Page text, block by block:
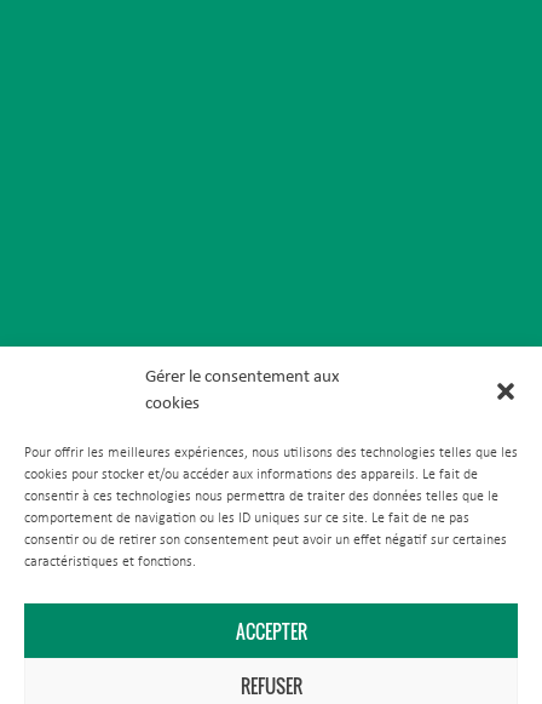
Gérer le consentement aux
cookies
Pour offrir les meilleures expériences, nous utilisons des technologies telles que les
cookies pour stocker et/ou accéder aux informations des appareils. Le fait de
consentir à ces technologies nous permettra de traiter des données telles que le
comportement de navigation ou les ID uniques sur ce site. Le fait de ne pas
consentir ou de retirer son consentement peut avoir un effet négatif sur certaines
caractéristiques et fonctions.
ACCEPTER
REFUSER